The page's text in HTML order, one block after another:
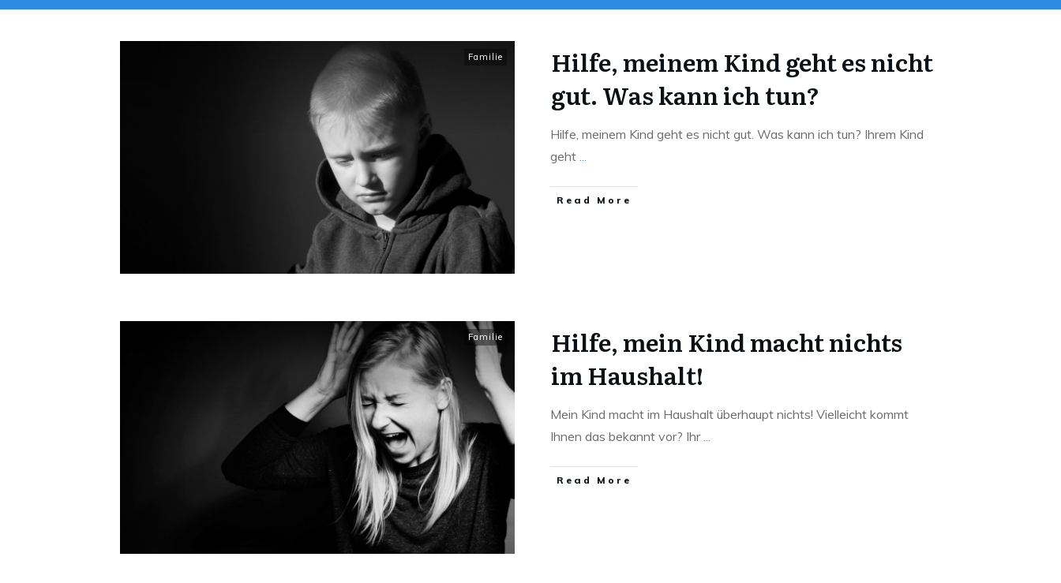
Familie
Hilfe, meinem Kind geht es nicht
gut. Was kann ich tun?
Hilfe, meinem Kind geht es nicht gut. Was kann ich tun? Ihrem Kind
geht ...
Read More
Familie
Hilfe, mein Kind macht nichts
im Haushalt!
Mein Kind macht im Haushalt überhaupt nichts! Vielleicht kommt
Ihnen das bekannt vor? Ihr...
Read More